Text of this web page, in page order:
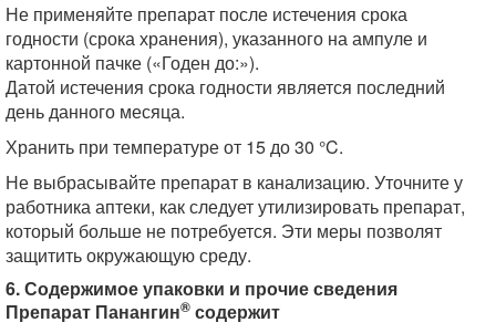
Не применяйте препарат после истечения срока
годности (срока хранения), указанного на ампуле и
картонной пачке («Годен до:»).
Датой истечения срока годности является последний
день данного месяца.
Хранить при температуре от 15 до 30 °C.
Не выбрасывайте препарат в канализацию. Уточните у
работника аптеки, как следует утилизировать препарат,
который больше не потребуется. Эти меры позволят
защитить окружающую среду.
6. Содержимое упаковки и прочие сведения
Препарат Панангин® содержит